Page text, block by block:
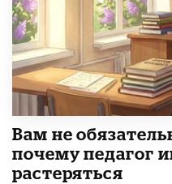
​Вам не
почему педагог
растеряться